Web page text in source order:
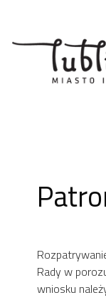
treści
Rady w
wniosku